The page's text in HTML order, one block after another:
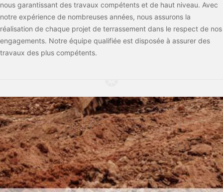
nous garantissant des travaux compétents et de haut niveau. Avec
notre expérience de nombreuses années, nous assurons la
réalisation de chaque projet de terrassement dans le respect de nos
engagements. Notre équipe qualifiée est disposée à assurer des
travaux des plus compétents.